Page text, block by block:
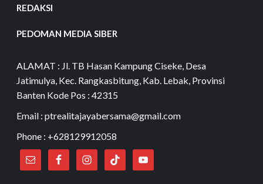
REDAKSI
PEDOMAN MEDIA SIBER
ALAMAT : Jl. TB Hasan Kampung Ciseke, Desa
Jatimulya, Kec. Rangkasbitung, Kab. Lebak, Provinsi
Banten Kode Pos : 42315
Email : ptrealitajayabersama@gmail.com
Phone : +628129912058